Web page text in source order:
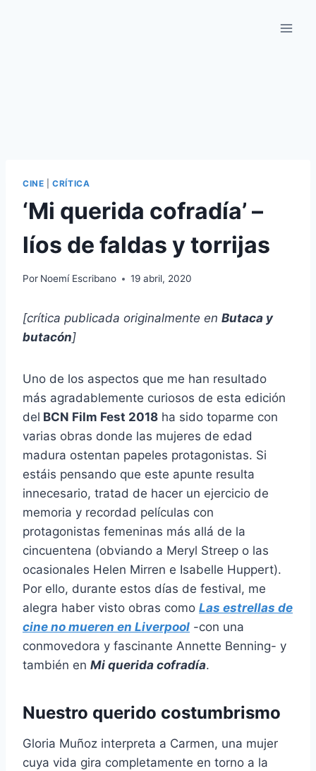
CINE |CRÍTICA
‘Mi querida cofradía’ –
líos de faldas y torrijas
Por Noemí Escribano 19 abril, 2020
[crítica publicada originalmente en Butaca y
butacón]
Uno de los aspectos que me han resultado
más agradablemente curiosos de esta edición
del BCN Film Fest 2018 ha sido toparme con
varias obras donde las mujeres de edad
madura ostentan papeles protagonistas. Si
estáis pensando que este apunte resulta
innecesario, tratad de hacer un ejercicio de
memoria y recordad películas con
protagonistas femeninas más allá de la
cincuentena (obviando a Meryl Streep o las
ocasionales Helen Mirren e Isabelle Huppert).
Por ello, durante estos días de festival, me
alegra haber visto obras como Las estrellas de
cine no mueren en Liverpool -con una
conmovedora y fascinante Annette Benning- y
también en Mi querida cofradía.
Nuestro querido costumbrismo
Gloria Muñoz interpreta a Carmen, una mujer
cuya vida gira completamente en torno a la